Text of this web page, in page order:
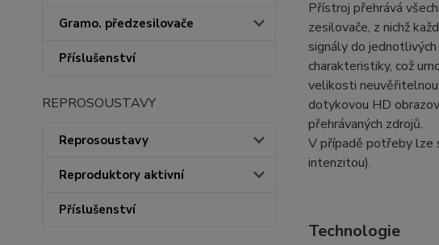
Gramo. předzesilovače
Příslušenství
REPROSOUSTAVY
Reprosoustavy
Reproduktory aktivní
Příslušenství
Přístroj přehrává
zesilovače, z nichž
signály do
charakteristiky, což
velikosti
dotykovou HD
přehrávaných zdrojů.
V případě potřeby lze
intenzitou).
Technologie